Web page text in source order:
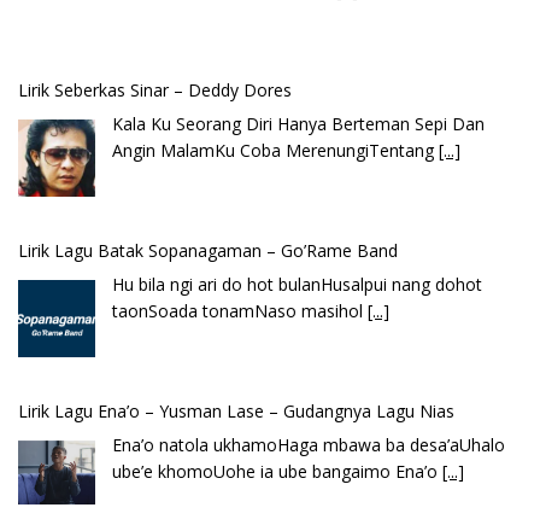
Lirik Seberkas Sinar – Deddy Dores
Kala Ku Seorang Diri Hanya Berteman Sepi Dan
Angin MalamKu Coba MerenungiTentang[...]
Lirik Lagu Batak Sopanagaman – Go’Rame Band
Hu bila ngi ari do hot bulanHusalpui nang dohot
taonSoada tonamNaso masihol [...]
Lirik Lagu Ena’o – Yusman Lase – Gudangnya Lagu Nias
Ena’o natola ukhamoHaga mbawa ba desa’aUhalo
ube’e khomoUohe ia ube bangaimo Ena’o [...]